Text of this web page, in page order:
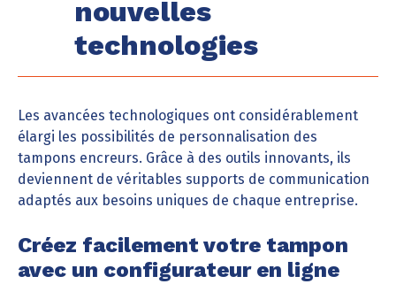
nouvelles
technologies
Les avancées technologiques ont considérablement
élargi les possibilités de personnalisation des
tampons encreurs. Grâce à des outils innovants, ils
deviennent de véritables supports de communication
adaptés aux besoins uniques de chaque entreprise.
Créez facilement votre tampon
avec un configurateur en ligne